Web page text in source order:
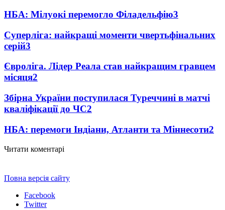
НБА: Мілуокі перемогло Філадельфію3
Суперліга: найкращі моменти чвертьфінальних
серій3
Євроліга. Лідер Реала став найкращим гравцем
місяця2
Збірна України поступилася Туреччині в матчі
кваліфікації до ЧС2
НБА: перемоги Індіани, Атланти та Міннесоти2
Читати коментарі
Повна версія сайту
Facebook
Twitter